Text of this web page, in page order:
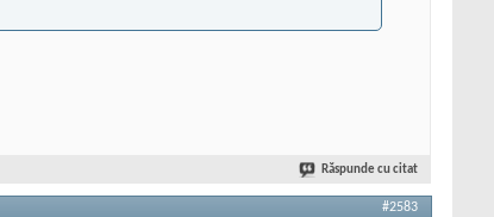
Răspunde cu citat
#2583